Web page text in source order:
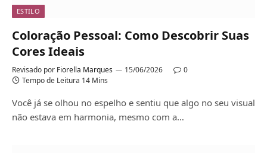
ESTILO
Coloração Pessoal: Como Descobrir Suas
Cores Ideais
Revisado por Fiorella Marques 15/06/2026
0
Tempo de Leitura 14 Mins
Você já se olhou no espelho e sentiu que algo no seu visual
não estava em harmonia, mesmo com a…